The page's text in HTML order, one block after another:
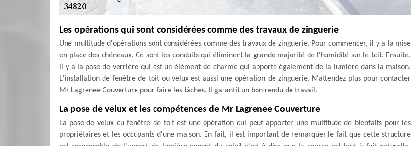
Les opérations qui sont considérées comme des travaux de zinguerie
Une multitude d'opérations sont considérées comme des travaux de zinguerie. Pour commencer, il y a la mise
en place des chéneaux. Ce sont les conduits qui éliminent la grande majorité de l'humidité sur le toit. Ensuite,
il y a la pose de verrière qui est un élément de charme qui apporte également de la lumière dans la maison.
L'installation de fenêtre de toit ou velux est aussi une opération de zinguerie. N'attendez plus pour contacter
Mr Lagrenee Couverture pour faire les tâches. Il garantit un bon rendu de travail.
La pose de velux et les compétences de Mr Lagrenee Couverture
La pose de velux ou fenêtre de toit est une opération qui peut apporter une multitude de bienfaits pour les
propriétaires et les occupants d'une maison. En fait, il est important de remarquer le fait que cette structure